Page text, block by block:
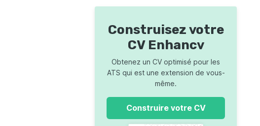
Modèle de CV gratuit à remplir et à télécharger avec Enhancv
FAQ
Construisez votre
CV Enhancv
Obtenez un CV optimisé pour les
ATS qui est une extension de vous-
même.
Construire votre CV